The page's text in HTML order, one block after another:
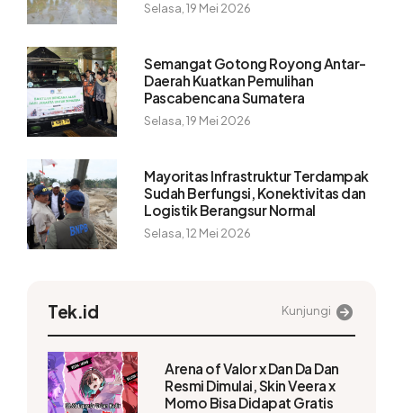
Selasa, 19 Mei 2026
Semangat Gotong Royong Antar-
Daerah Kuatkan Pemulihan
Pascabencana Sumatera
Selasa, 19 Mei 2026
Mayoritas Infrastruktur Terdampak
Sudah Berfungsi, Konektivitas dan
Logistik Berangsur Normal
Selasa, 12 Mei 2026
Tek.id Kunjungi
Arena of Valor x Dan Da Dan
Resmi Dimulai, Skin Veera x
Momo Bisa Didapat Gratis